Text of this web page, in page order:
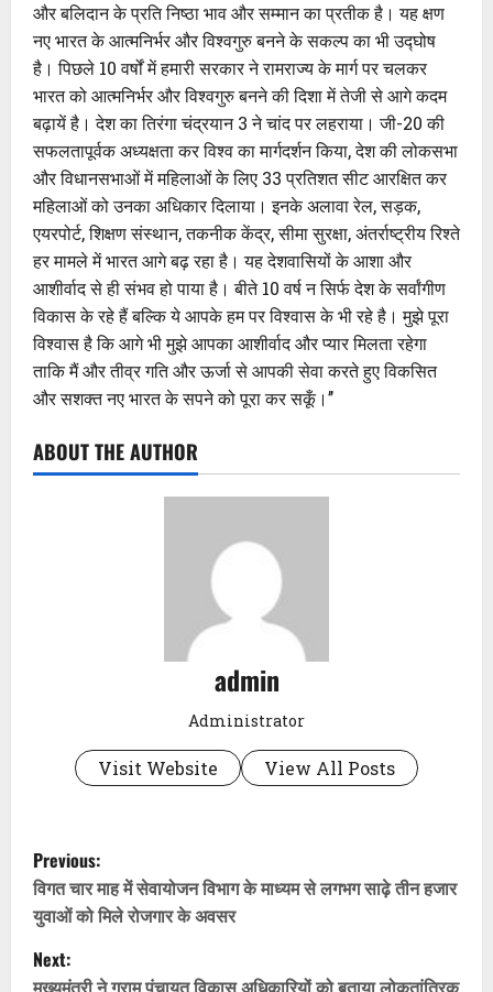
और बलिदान के प्रति निष्ठा भाव और सम्मान का प्रतीक है। यह क्षण
नए भारत के आत्मनिर्भर और विश्वगुरु बनने के सकल्प का भी उद्घोष
है। पिछले 10 वर्षों में हमारी सरकार ने रामराज्य के मार्ग पर चलकर
भारत को आत्मनिर्भर और विश्वगुरु बनने की दिशा में तेजी से आगे कदम
बढ़ायें है। देश का तिरंगा चंद्रयान 3 ने चांद पर लहराया। जी-20 की
सफलतापूर्वक अध्यक्षता कर विश्व का मार्गदर्शन किया, देश की लोकसभा
और विधानसभाओं में महिलाओं के लिए 33 प्रतिशत सीट आरक्षित कर
महिलाओं को उनका अधिकार दिलाया। इनके अलावा रेल, सड़क,
एयरपोर्ट, शिक्षण संस्थान, तकनीक केंद्र, सीमा सुरक्षा, अंतर्राष्ट्रीय रिश्ते
हर मामले में भारत आगे बढ़ रहा है। यह देशवासियों के आशा और
आशीर्वाद से ही संभव हो पाया है। बीते 10 वर्ष न सिर्फ देश के सर्वांगीण
विकास के रहे हैं बल्कि ये आपके हम पर विश्वास के भी रहे है। मुझे पूरा
विश्वास है कि आगे भी मुझे आपका आशीर्वाद और प्यार मिलता रहेगा
ताकि मैं और तीव्र गति और ऊर्जा से आपकी सेवा करते हुए विकसित
और सशक्त नए भारत के सपने को पूरा कर सकूँ।’’
ABOUT THE AUTHOR
admin
Administrator
Visit Website View All Posts
P
o
s
Previous:
विगत चार माह में सेवायोजन विभाग के माध्यम से लगभग साढ़े तीन हजार
युवाओं को मिले रोजगार के अवसर
Next:
मुख्यमंत्री ने ग्राम पंचायत विकास अधिकारियों को बताया लोकतांत्रिक